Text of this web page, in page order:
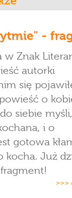
-
w Znak
autorki
się
o
siebie
i o
gotowa
kocha. Już
>>>